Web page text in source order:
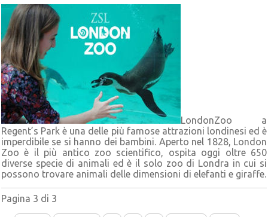
LondonZoo a
Regent’s Park è una delle più famose attrazioni londinesi ed è
imperdibile se si hanno dei bambini. Aperto nel 1828, London
Zoo è il più antico zoo scientifico, ospita oggi oltre 650
diverse specie di animali ed è il solo zoo di Londra in cui si
possono trovare animali delle dimensioni di elefanti e giraffe.
Pagina 3 di 3